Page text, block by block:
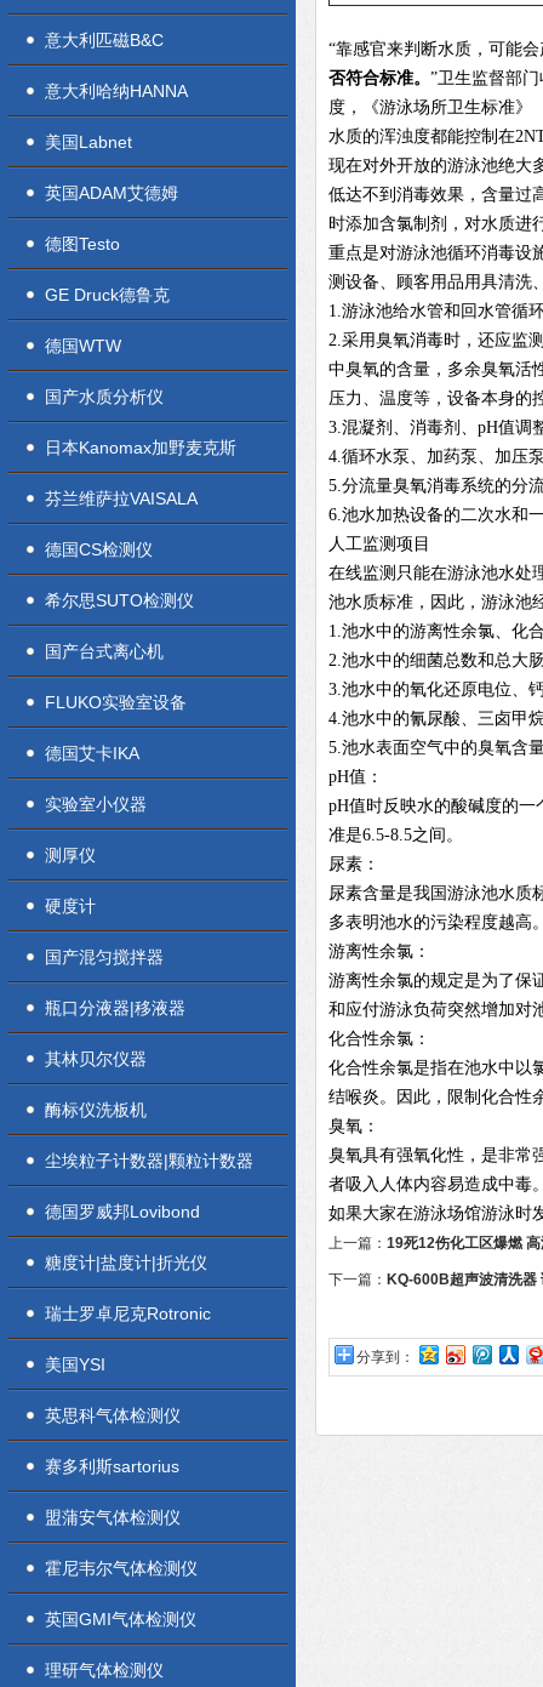
意大利匹磁B&C
意大利哈纳HANNA
美国Labnet
英国ADAM艾德姆
德图Testo
GE Druck德鲁克
德国WTW
国产水质分析仪
日本Kanomax加野麦克斯
芬兰维萨拉VAISALA
德国CS检测仪
希尔思SUTO检测仪
国产台式离心机
FLUKO实验室设备
德国艾卡IKA
实验室小仪器
测厚仪
硬度计
国产混匀搅拌器
瓶口分液器|移液器
其林贝尔仪器
酶标仪洗板机
尘埃粒子计数器|颗粒计数器
德国罗威邦Lovibond
糖度计|盐度计|折光仪
瑞士罗卓尼克Rotronic
美国YSI
英思科气体检测仪
赛多利斯sartorius
盟蒲安气体检测仪
霍尼韦尔气体检测仪
英国GMI气体检测仪
理研气体检测仪
“靠感官来判断水质，可能
否符合标准。 ”卫生监督部
度，《游泳场所卫生标准》
水质的浑浊度都能控制在
现在对外开放的游泳池绝大
低达不到消毒效果，含量过
时添加含氯制剂，对水质进
重点是对游泳池循环消毒设
测设备、顾客用品用具清洗
1.游泳池给水管和回水管循
2.采用臭氧消毒时，还应监
中臭氧的含量，多余臭氧活
压力、温度等，设备本身的
3.混凝剂、消毒剂、pH值调
4.循环水泵、加药泵、加压
5.分流量臭氧消毒系统的分
6.池水加热设备的二次水和
人工监测项目
在线监测只能在游泳池水处
池水质标准，因此，游泳池
1.池水中的游离性余氯、化
2.池水中的细菌总数和总大
3.池水中的氧化还原电位、
4.池水中的氰尿酸、三卤甲
5.池水表面空气中的臭氧含
pH值：
pH值时反映水的酸碱度的
准是6.5-8.5之间。
尿素：
尿素含量是我国游泳池水质
多表明池水的污染程度越高
游离性余氯：
游离性余氯的规定是为了保
和应付游泳负荷突然增加对
化合性余氯：
化合性余氯是指在池水中以
结喉炎。因此，限制化合性
臭氧：
臭氧具有强氧化性，是非常
者吸入人体内容易造成中毒
如果大家在游泳场馆游泳时
上一篇： 19死12伤化工区爆燃
下一篇： KQ-600B超声波清洗器
分享到：